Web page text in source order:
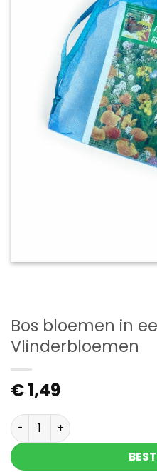
Bos bloemen in
Vlinderbloemen
€1,49
Bos bloemen in een